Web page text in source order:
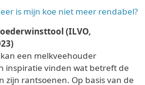
is mijn koe niet meer rendabel?
(ILVO,
een melkveehouder
inspiratie vinden wat betreft de
zijn rantsoenen. Op basis van de